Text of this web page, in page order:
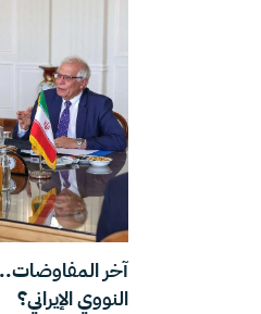
آخر
النووي الإيراني؟